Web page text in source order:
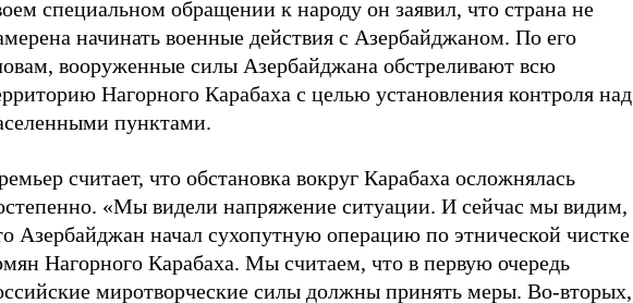
специальном обращении к народу он заявил, что страна не
начинать военные действия с Азербайджаном. По его
вооруженные силы Азербайджана обстреливают всю
Нагорного Карабаха с целью установления контроля над
пунктами.
считает, что обстановка вокруг Карабаха осложнялась
«Мы видели напряжение ситуации. И сейчас мы видим,
Азербайджан начал сухопутную операцию по этнической чистке
Нагорного Карабаха. Мы считаем, что в первую очередь
миротворческие силы должны принять меры. Во-вторых,